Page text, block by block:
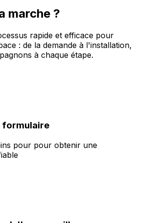
marche ?
rapide et efficace pour
: de la demande à l'installation,
à chaque étape.
formulaire
pour pour obtenir une